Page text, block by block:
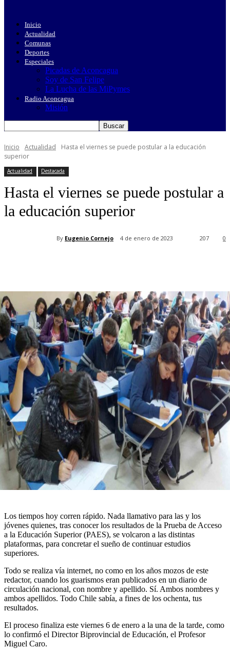
Inicio
Actualidad
Comunas
Deportes
Especiales
Picadas de Aconcagua
Soy de San Felipe
La Lucha de las MiPymes
Radio Aconcagua
Misión
Inicio Actualidad
Hasta el viernes se puede postular a la educación
superior
Actualidad Destacada
Hasta el viernes se puede postular a
la educación superior
By Eugenio Cornejo 4 de enero de 2023 0
207
Los tiempos hoy corren rápido. Nada llamativo para las y los
jóvenes quienes, tras conocer los resultados de la Prueba de Acceso
a la Educación Superior (PAES), se volcaron a las distintas
plataformas, para concretar el sueño de continuar estudios
superiores.
Todo se realiza vía internet, no como en los años mozos de este
redactor, cuando los guarismos eran publicados en un diario de
circulación nacional, con nombre y apellido. Sí. Ambos nombres y
ambos apellidos. Todo Chile sabía, a fines de los ochenta, tus
resultados.
El proceso finaliza este viernes 6 de enero a la una de la tarde, como
lo confirmó el Director Biprovincial de Educación, el Profesor
Miguel Caro.